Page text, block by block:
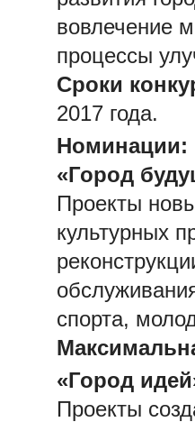
вовлечение
процессы
Сроки
2017 года.
Номинации:
«Город
Проекты
культурных
спорта,
«Город
Проекты